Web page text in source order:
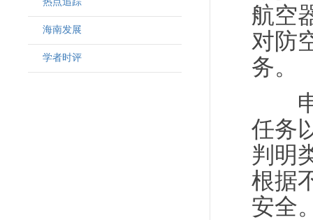
海南发展
学者时评
航空
对防
务。
申
任务
判明
根据
安全